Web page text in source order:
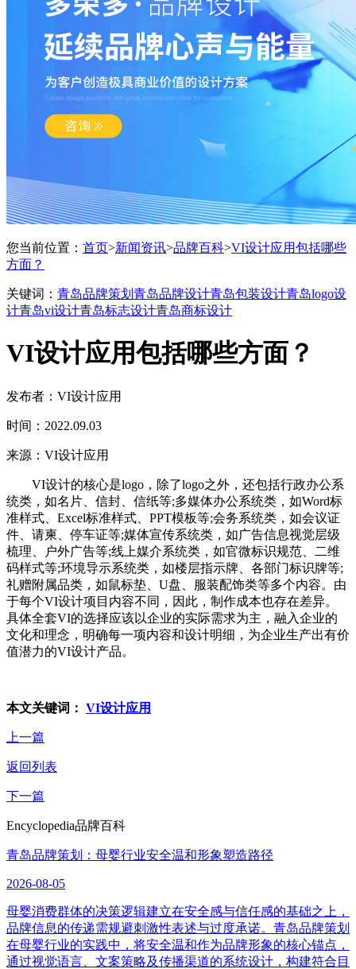
您当前位置： 首页>新闻资讯>品牌百科>VI设计应用包括哪些
方面？
关键词： 青岛品牌策划 青岛品牌设计青岛包装设计青岛logo设
计青岛vi设计青岛标志设计青岛商标设计
VI设计应用包括哪些方面？
发布者：VI设计应用
时间：2022.09.03
来源：VI设计应用
VI设计的核心是logo，除了logo之外，还包括行政办公系
统类，如名片、信封、信纸等;多媒体办公系统类，如Word标
准样式、Excel标准样式、PPT模板等;会务系统类，如会议证
件、请柬、停车证等;媒体宣传系统类，如广告信息视觉层级
梳理、户外广告等;线上媒介系统类，如官微标识规范、二维
码样式等;环境导示系统类，如楼层指示牌、各部门标识牌等;
礼赠附属品类，如鼠标垫、U盘、服装配饰类等多个内容。由
于每个VI设计项目内容不同，因此，制作成本也存在差异。
具体全套VI的选择应该以企业的实际需求为主，融入企业的
文化和理念，明确每一项内容和设计明细，为企业生产出有价
值潜力的VI设计产品。
本文关键词： VI设计应用
上一篇
返回列表
下一篇
Encyclopedia品牌百科
青岛品牌策划：母婴行业安全温和形象塑造路径
2026-08-05
母婴消费群体的决策逻辑建立在安全感与信任感的基础之上，
品牌信息的传递需规避刺激性表述与过度承诺。青岛品牌策划
在母婴行业的实践中，将安全温和作为品牌形象的核心锚点，
通过视觉语言、文案策略及传播渠道的系统设计，构建符合目